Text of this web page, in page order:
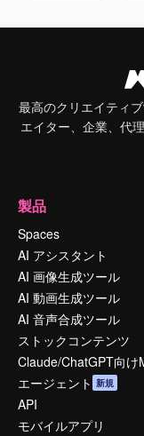
最高のクリエイティ
エイター、企業、代
製品
Spaces
AI アシスタント
AI 画像生成ツール
AI 動画生成ツール
AI 音声合成ツール
ストックコンテンツ
Claude/ChatGPT向け
エージェント 新規
API
モバイルアプリ